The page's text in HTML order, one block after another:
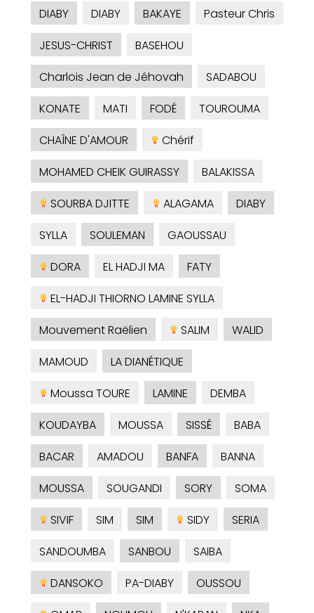
DIABY
DIABY BAKAYE
Pasteur Chris
JESUS-CHRIST
BASEHOU
Charlois Jean de Jéhovah
SADABOU
KONATE
MATI FODÉ
TOUROUMA
CHAÎNE D'AMOUR
Chérif
MOHAMED CHEIK GUIRASSY
BALAKISSA
SOURBA DJITTE
ALAGAMA
DIABY
SYLLA
SOULEMAN
GAOUSSAU
DORA
EL HADJI MA
FATY
EL-HADJI THIORNO LAMINE SYLLA
Mouvement Raëlien
SALIM
WALID
MAMOUD
LA DIANÉTIQUE
Moussa TOURE
LAMINE
DEMBA
KOUDAYBA
MOUSSA SISSÉ
BABA
BACAR
AMADOU BANFA
BANNA
MOUSSA
SOUGANDI SORY
SOMA
SIVIF
SIM SIM SIDY
SERIA
SANDOUMBA
SANBOU
SAIBA
DANSOKO
PA-DIABY
OUSSOU